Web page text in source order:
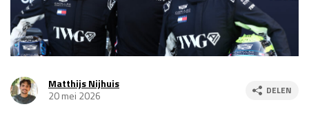
Race
za 13:00 - 15:00
Matthijs Nijhuis
20 mei 2026
DELEN